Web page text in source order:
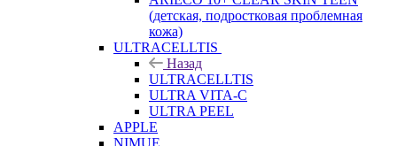
(детская, подростковая проблемная
кожа)
ULTRACELLTIS
Назад
ULTRACELLTIS
ULTRA VITA-C
ULTRA PEEL
APPLE
NIMUE